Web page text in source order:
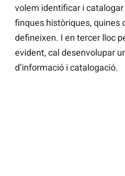
volem identificar i
finques històriques, quines
defineixen. I en tercer lloc
evident, cal desenvolupar
d’informació i catalogació.